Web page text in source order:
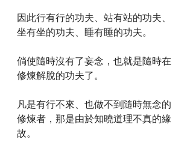
因此行有行的功夫、站有站的功夫、
坐有坐的功夫、睡有睡的功夫。
倘使隨時沒有了妄念，也就是隨時在
修煉解脫的功夫了。
凡是有行不來、也做不到隨時無念的
修煉者，那是由於知曉道理不真的緣
故。